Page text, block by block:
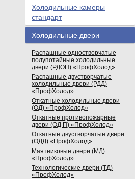
Холодильные камеры
стандарт
Холодильные двери
Распашные одностворчатые
полупотайные холодильные
двери (РДОП) «ПрофХолод»
Распашные двустворчатые
холодильные двери (РДД)
«ПрофХолод»
Откатные холодильные двери
(ОД) «ПрофХолод»
Откатные противопожарные
двери (ОД П) «ПрофХолод»
Откатные двустворчатые двери
(ОДД) «ПрофХолод»
Маятниковые двери (МД)
«ПрофХолод»
Технологические двери (ТД)
«ПрофХолод»